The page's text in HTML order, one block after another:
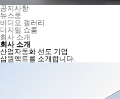
공지사항
뉴스룸
비디오 갤러리
디지털 쇼룸
회사 소개
회사 소개
산업자동화 선도 기업
삼원액트를 소개합니다.